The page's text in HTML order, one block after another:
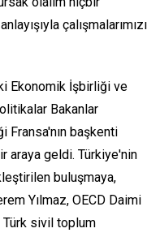
çalışmalarımızı
Ekonomik İşbirliği ve
Bakanlar
Fransa'nın başkenti
araya geldi. Türkiye'nin
buluşmaya,
Yılmaz, OECD Daimi
sivil toplum